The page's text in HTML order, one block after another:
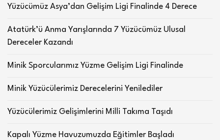
Yüzücümüz Asya’dan Gelişim Ligi Finalinde 4 Derece
Atatürk’ü Anma Yarışlarında 7 Yüzücümüz Ulusal
Dereceler Kazandı
Minik Sporcularımız Yüzme Gelişim Ligi Finalinde
Minik Yüzücülerimiz Derecelerini Yenilediler
Yüzücülerimiz Gelişimlerini Milli Takıma Taşıdı
Kapalı Yüzme Havuzumuzda Eğitimler Başladı